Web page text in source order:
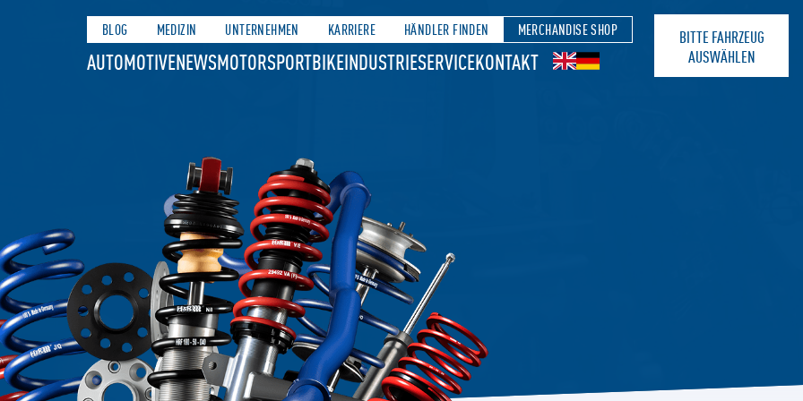
BLOG MEDIZIN UNTERNEHMEN KARRIERE HÄNDLER FINDEN MERCHANDISE SHOP
AUTOMOTIVENEWSMOTORSPORTBIKEINDUSTRIESERVICEKONTAKT
BITTE FAHRZEUG
AUSWÄHLEN